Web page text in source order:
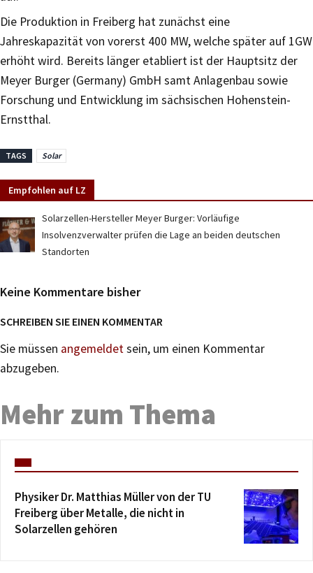
Die Produktion in Freiberg hat zunächst eine
Jahreskapazität von vorerst 400 MW, welche später auf 1GW
erhöht wird. Bereits länger etabliert ist der Hauptsitz der
Meyer Burger (Germany) GmbH samt Anlagenbau sowie
Forschung und Entwicklung im sächsischen Hohenstein-
Ernstthal.
TAGS Solar
Empfohlen auf LZ
Solarzellen-Hersteller Meyer Burger: Vorläufige
Insolvenzverwalter prüfen die Lage an beiden deutschen
Standorten
Keine Kommentare bisher
SCHREIBEN SIE EINEN KOMMENTAR
Sie müssen angemeldetsein, um einen Kommentar
abzugeben.
Mehr zum Thema
Physiker Dr. Matthias Müller von der TU
Freiberg über Metalle, die nicht in
Solarzellen gehören